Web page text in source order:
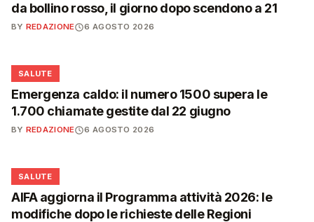
da bollino rosso, il giorno dopo scendono a 21
BY REDAZIONE 6 AGOSTO 2026
❤️
SALUTE
Emergenza caldo: il numero 1500 supera le
1.700 chiamate gestite dal 22 giugno
BY REDAZIONE 6 AGOSTO 2026
❤️
SALUTE
AIFA aggiorna il Programma attività 2026: le
modifiche dopo le richieste delle Regioni